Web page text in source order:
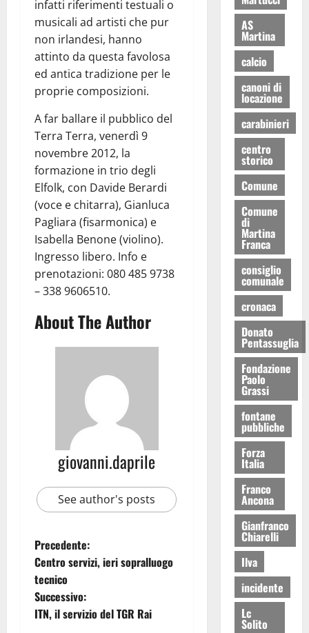
infatti riferimenti testuali o
musicali ad artisti che pur
non irlandesi, hanno
attinto da questa favolosa
ed antica tradizione per le
proprie composizioni.
A far ballare il pubblico del
Terra Terra, venerdì 9
novembre 2012, la
formazione in trio degli
Elfolk, con Davide Berardi
(voce e chitarra), Gianluca
Pagliara (fisarmonica) e
Isabella Benone (violino).
Ingresso libero. Info e
prenotazioni: 080 485 9738
– 338 9606510.
About The Author
giovanni.daprile
See author's posts
Precedente:
Centro servizi, ieri sopralluogo
tecnico
Successivo:
ITN, il servizio del TGR Rai
AS
Martina
calcio
canoni di
locazione
carabinieri
centro
storico
Comune
Comune
di
Martina
Franca
consiglio
comunale
cronaca
Donato
Pentassuglia
Fondazione
Paolo
Grassi
fontane
pubbliche
Forza
Italia
Franco
Ancona
Gianfranco
Chiarelli
Ilva
incidente
Lc
Solito